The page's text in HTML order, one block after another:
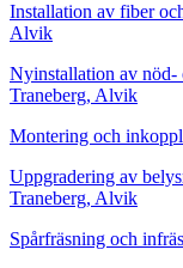
Installation av fiber
Alvik
Nyinstallation av nöd-
Traneberg, Alvik
Montering och
Uppgradering av
Traneberg, Alvik
Spårfräsning och